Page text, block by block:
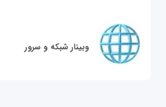
وبینار شبکه و سرور